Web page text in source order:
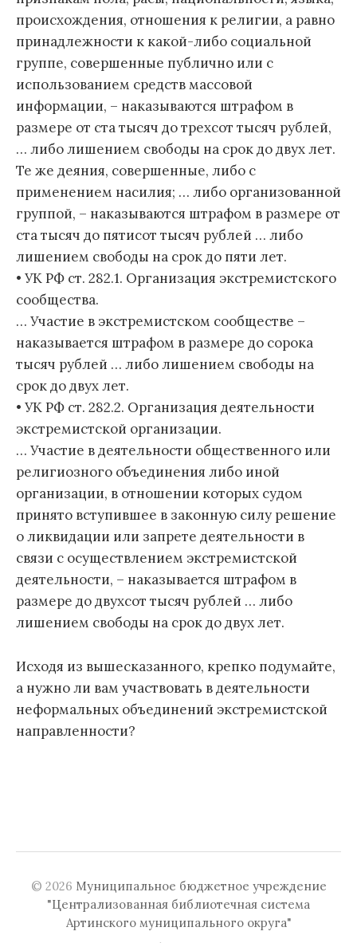
происхождения, отношения к религии, а равно
принадлежности к какой-либо социальной
группе, совершенные публично или с
использованием средств массовой
информации, – наказываются штрафом в
размере от ста тысяч до трехсот тысяч рублей,
… либо лишением свободы на срок до двух лет.
Те же деяния, совершенные, либо с
применением насилия; … либо организованной
группой, – наказываются штрафом в размере от
ста тысяч до пятисот тысяч рублей … либо
лишением свободы на срок до пяти лет.
• УК РФ ст. 282.1. Организация экстремистского
сообщества.
… Участие в экстремистском сообществе –
наказывается штрафом в размере до сорока
тысяч рублей … либо лишением свободы на
срок до двух лет.
• УК РФ ст. 282.2. Организация деятельности
экстремистской организации.
… Участие в деятельности общественного или
религиозного объединения либо иной
организации, в отношении которых судом
принято вступившее в законную силу решение
о ликвидации или запрете деятельности в
связи с осуществлением экстремистской
деятельности, – наказывается штрафом в
размере до двухсот тысяч рублей … либо
лишением свободы на срок до двух лет.
Исходя из вышесказанного, крепко подумайте,
а нужно ли вам участвовать в деятельности
неформальных объединений экстремистской
направленности?
© 2026 Муниципальное бюджетное учреждение
"Централизованная библиотечная система
Артинского муниципального округа"